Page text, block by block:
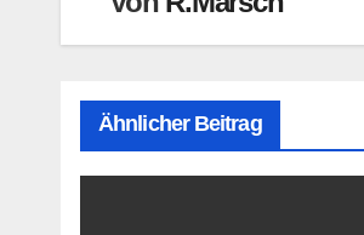
Ähnlicher Beitrag